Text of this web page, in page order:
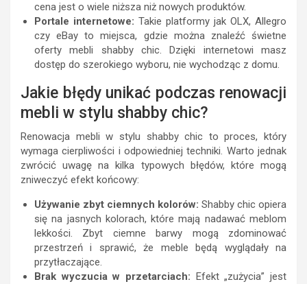
cena jest o wiele niższa niż nowych produktów.
Portale internetowe: Takie platformy jak OLX, Allegro
czy eBay to miejsca, gdzie można znaleźć świetne
oferty mebli shabby chic. Dzięki internetowi masz
dostęp do szerokiego wyboru, nie wychodząc z domu.
Jakie błędy unikać podczas renowacji
mebli w stylu shabby chic?
Renowacja mebli w stylu shabby chic to proces, który
wymaga cierpliwości i odpowiedniej techniki. Warto jednak
zwrócić uwagę na kilka typowych błędów, które mogą
zniweczyć efekt końcowy:
Używanie zbyt ciemnych kolorów: Shabby chic opiera
się na jasnych kolorach, które mają nadawać meblom
lekkości. Zbyt ciemne barwy mogą zdominować
przestrzeń i sprawić, że meble będą wyglądały na
przytłaczające.
Brak wyczucia w przetarciach: Efekt „zużycia” jest